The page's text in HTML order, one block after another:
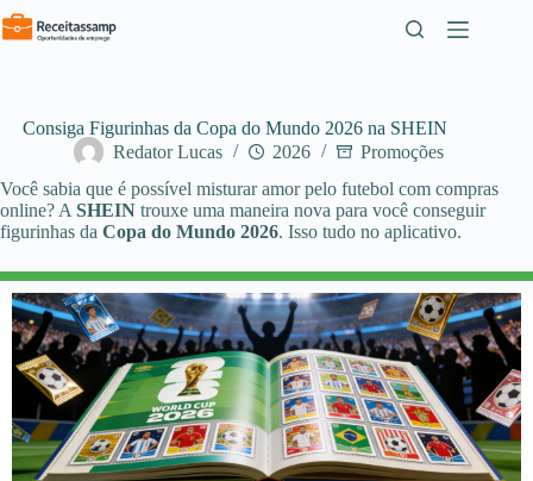
Pular
para
Consiga Figurinhas da Copa do Mundo 2026 na SHEIN
Redator Lucas
2026
Promoções
Você sabia que é possível misturar amor pelo futebol com compras
online? A SHEIN trouxe uma maneira nova para você conseguir
figurinhas da Copa do Mundo 2026. Isso tudo no aplicativo.